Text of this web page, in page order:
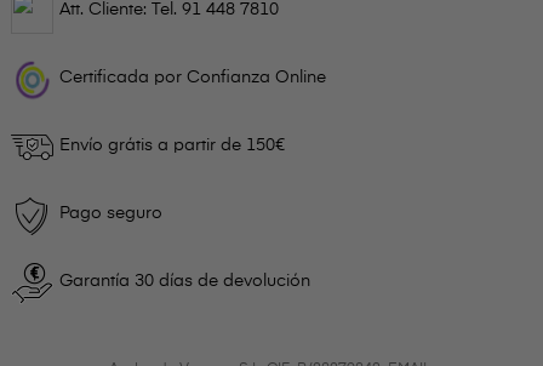
Att. Cliente: Tel. 91 448 7810
Certificada por Confianza Online
Envío grátis a partir de 150€
Pago seguro
Garantía 30 días de devolución